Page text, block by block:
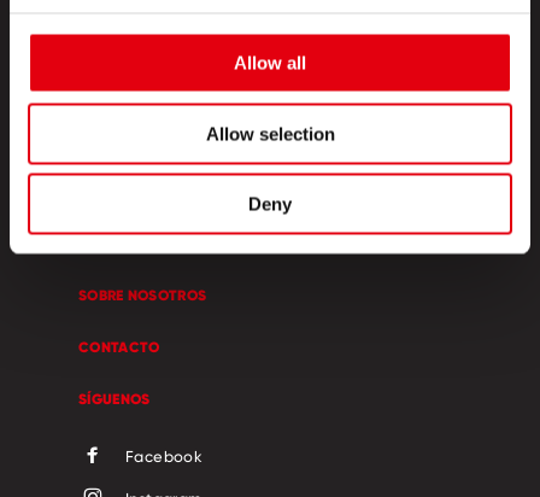
Allow all
Allow selection
Deny
SOBRE NOSOTROS
CONTACTO
SÍGUENOS
Facebook